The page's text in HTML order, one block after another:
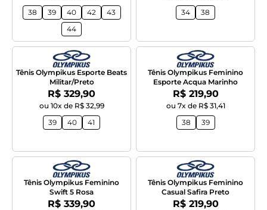
38
39 40 42
43
44
34
38
Tênis Olympikus Esporte Beats
Militar/Preto
Por:
R$ 329,90
ou 10x de R$ 32,99
39
40 41
Tênis Olympikus Feminino
Esporte Acqua Marinho
Por:
R$ 219,90
ou 7x de R$ 31,41
38
39
Tênis Olympikus Feminino
Swift 5 Rosa
Por:
R$ 339,90
Tênis Olympikus Feminino
Casual Safira Preto
Por:
R$ 219,90